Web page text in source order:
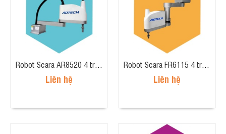
Liên hệ Liên hệ